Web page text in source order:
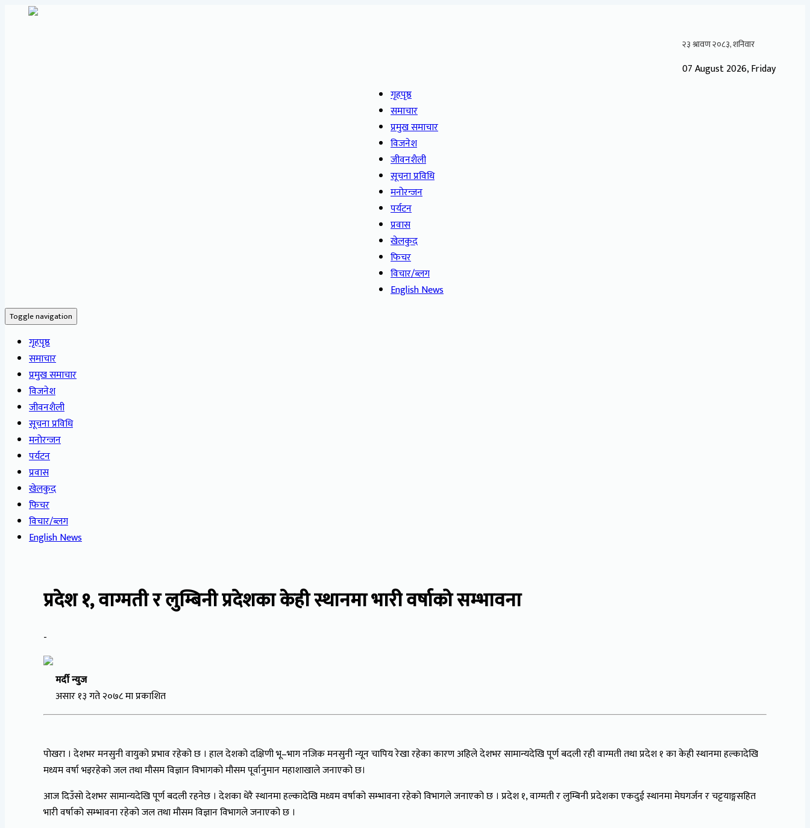
07 August 2026, Friday
गृहपृष्ठ
समाचार
प्रमुख समाचार
विजनेश
जीवनशैली
सूचना प्रविधि
मनोरन्जन
पर्यटन
प्रवास
खेलकुद
फिचर
विचार/ब्लग
English News
Toggle navigation
गृहपृष्ठ
समाचार
प्रमुख समाचार
विजनेश
जीवनशैली
सूचना प्रविधि
मनोरन्जन
पर्यटन
प्रवास
खेलकुद
फिचर
विचार/ब्लग
English News
प्रदेश १, वाग्मती र लुम्बिनी प्रदेशका केही स्थानमा भारी वर्षाको सम्भावना
-
मर्दी न्युज
असार १३ गते २०७८ मा प्रकाशित
पोखरा । देशभर मनसुनी वायुको प्रभाव रहेको छ । हाल देशको दक्षिणी भू–भाग नजिक मनसुनी न्यून चापिय रेखा रहेका कारण अहिले देशभर सामान्यदेखि पूर्ण बदली रही वाग्मती तथा प्रदेश १ का केही स्थानमा हल्कादेखि
मध्यम वर्षा भइरहेको जल तथा मौसम विज्ञान विभागको मौसम पूर्वानुमान महाशाखाले जनाएको छ।
आज दिउँसो देशभर सामान्यदेखि पूर्ण बदली रहनेछ । देशका धेरै स्थानमा हल्कादेखि मध्यम वर्षाको सम्भावना रहेको विभागले जनाएको छ । प्रदेश १, वाग्मती र लुम्बिनी प्रदेशका एकदुई स्थानमा मेघगर्जन र चट्टयाङ्गसहित
भारी वर्षाको सम्भावना रहेको जल तथा मौसम विज्ञान विभागले जनाएको छ ।